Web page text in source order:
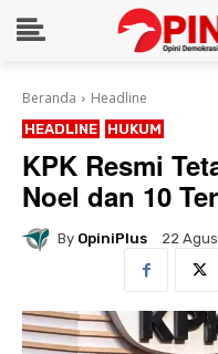
Beranda Headline
HEADLINE HUKUM
KPK Resmi
Noel dan 10
By OpiniPlus 22